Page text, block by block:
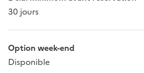
30 jours
Option week-end
Disponible